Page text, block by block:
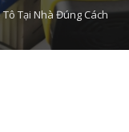
Tại Nhà Đúng Cách